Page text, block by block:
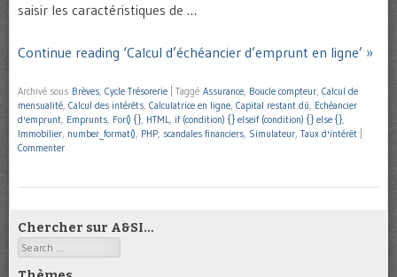
saisir les caractéristiques de …
Continue reading ‘Calcul d’échéancier d’emprunt en ligne’ »
Archivé sous Brèves, Cycle Trésorerie Taggé Assurance, Boucle compteur, Calcul de
mensualité, Calcul des intérêts, Calculatrice en ligne, Capital restant dû, Echéancier
d'emprunt, Emprunts, For() {}, HTML, if (condition) {} elseif (condition) {} else {},
Immobilier, number_format(), PHP, scandales financiers, Simulateur, Taux d'intérêt
Commenter
Chercher sur A&SI…
Search